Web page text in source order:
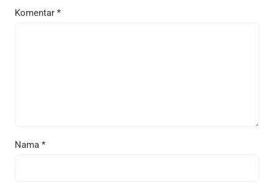
Komentar *
Nama *